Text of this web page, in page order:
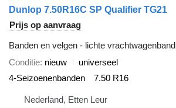
Dunlop 7.50R16C SP Qualifier TG21
Prijs op aanvraag
Banden en velgen - lichte vrachtwagenband
Conditie nieuw
universeel
4-Seizoenenbanden
7.50 R16
Nederland, Etten Leur